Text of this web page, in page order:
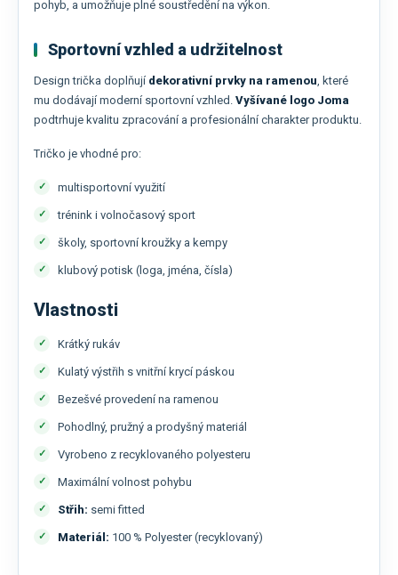
pohyb, a umožňuje plné soustředění na výkon.
Sportovní vzhled a udržitelnost
Design trička doplňují dekorativní prvky na ramenou, které
mu dodávají moderní sportovní vzhled. Vyšívané logo Joma
podtrhuje kvalitu zpracování a profesionální charakter produktu.
Tričko je vhodné pro:
multisportovní využití
trénink i volnočasový sport
školy, sportovní kroužky a kempy
klubový potisk (loga, jména, čísla)
Vlastnosti
Krátký rukáv
Kulatý výstřih s vnitřní krycí páskou
Bezešvé provedení na ramenou
Pohodlný, pružný a prodyšný materiál
Vyrobeno z recyklovaného polyesteru
Maximální volnost pohybu
Střih: semi fitted
Materiál: 100 % Polyester (recyklovaný)